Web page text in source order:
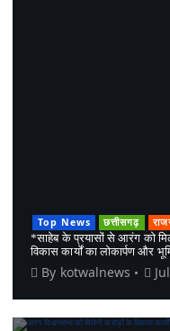
Top News छत्तीसगढ़
*साहेब के प्रयासों से आरंग को
विकास कार्यों का लोकार्पण और
By kotwalnews